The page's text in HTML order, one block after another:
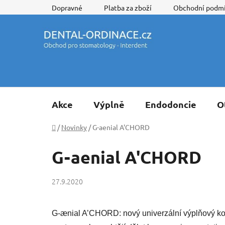
na
Dopravné Platba za zboží Obchodní
Akce Výplně Endodoncie
Domů
/ Novinky / G-aenial A'CHORD
G-aenial A'CHORD
27.9.2020
G-ænial A’CHORD: nový univerzální výplňový